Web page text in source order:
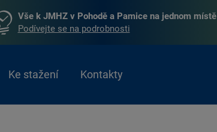
Vše k JMHZ v Pohodě a Pamice na jednom místě
Podívejte se na podrobnosti
Ke stažení Kontakty